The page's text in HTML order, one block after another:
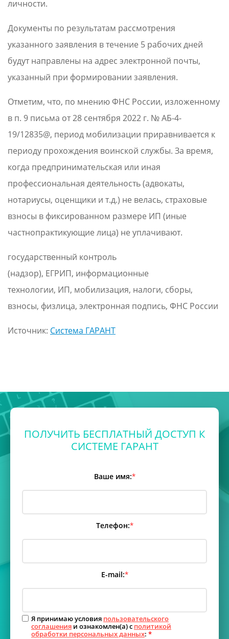
личности.
Документы по результатам рассмотрения
указанного заявления в течение 5 рабочих дней
будут направлены на адрес электронной почты,
указанный при формировании заявления.
Отметим, что, по мнению ФНС России, изложенному
в п. 9 письма от 28 сентября 2022 г. № АБ-4-
19/12835@, период мобилизации приравнивается к
периоду прохождения воинской службы. За время,
когда предпринимательская или иная
профессиональная деятельность (адвокаты,
нотариусы, оценщики и т.д.) не велась, страховые
взносы в фиксированном размере ИП (иные
частнопрактикующие лица) не уплачивают.
государственный контроль
(надзор), ЕГРИП, информационные
технологии, ИП, мобилизация, налоги, сборы,
взносы, физлица, электронная подпись, ФНС России
Источник: Система ГАРАНТ
ПОЛУЧИТЬ БЕСПЛАТНЫЙ ДОСТУП К
СИСТЕМЕ ГАРАНТ
Ваше имя:*
Телефон:*
E-mail:*
Я принимаю условия пользовательского
соглашения и ознакомлен(а) с политикой
обработки персональных данных: *